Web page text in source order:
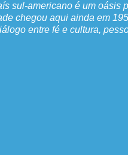
sul-americano é um oásis
chegou aqui ainda em
entre fé e cultura,